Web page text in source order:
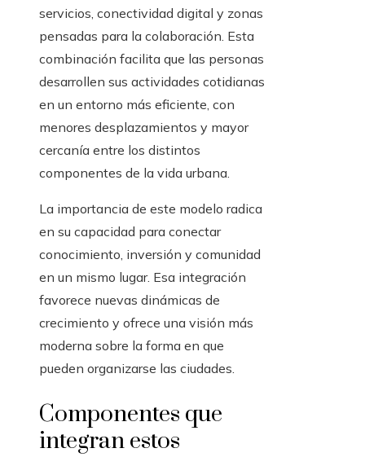
servicios, conectividad digital y zonas
pensadas para la colaboración. Esta
combinación facilita que las personas
desarrollen sus actividades cotidianas
en un entorno más eficiente, con
menores desplazamientos y mayor
cercanía entre los distintos
componentes de la vida urbana.
La importancia de este modelo radica
en su capacidad para conectar
conocimiento, inversión y comunidad
en un mismo lugar. Esa integración
favorece nuevas dinámicas de
crecimiento y ofrece una visión más
moderna sobre la forma en que
pueden organizarse las ciudades.
Componentes que
integran estos